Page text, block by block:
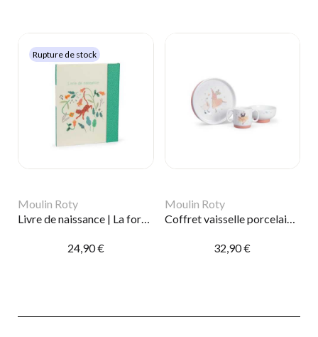
Rupture de stock
Moulin Roty
24,90 €
Moulin Roty
Coffret vaisselle porcelaine 3 pièces | La petite école de danse
32,90 €